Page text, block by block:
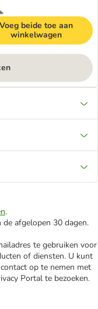
Voeg beide toe aan
winkelwagen
.
afgelopen 30 dagen.
te gebruiken voor
of diensten. U kunt
op te nemen met
Portal te bezoeken.